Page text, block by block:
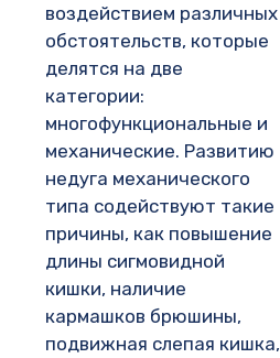
воздействием различных
обстоятельств, которые
делятся на две
категории:
многофункциональные и
механические. Развитию
недуга механического
типа содействуют такие
причины, как повышение
длины сигмовидной
кишки, наличие
кармашков брюшины,
подвижная слепая кишка,